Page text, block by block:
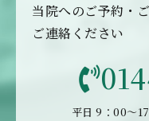
当院へのご予約・
ご連絡ください
平日 9：00〜